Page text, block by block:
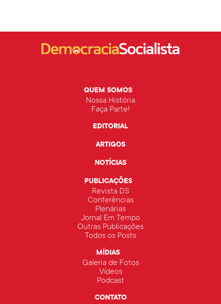
QUEM SOMOS
Nossa História
Faça Parte!
EDITORIAL
ARTIGOS
NOTÍCIAS
PUBLICAÇÕES
Revista DS
Conferências
Plenárias
Jornal Em Tempo
Outras Publicações
Todos os Posts
MÍDIAS
Galeria de Fotos
Vídeos
Podcast
CONTATO